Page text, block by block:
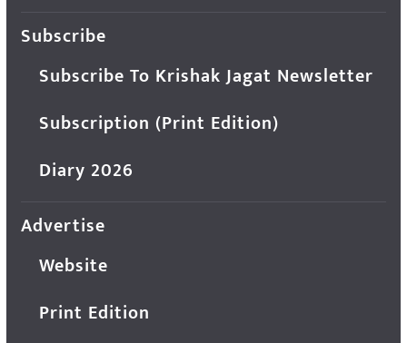
Subscribe
Subscribe To Krishak Jagat Newsletter
Subscription (Print Edition)
Diary 2026
Advertise
Website
Print Edition